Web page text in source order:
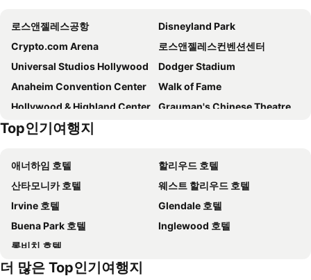
Intercontinental Hotels Los Angeles Downtown By Ihg
Hyatt Place LAX/Century Blvd
로텍스 웨스턴 인
레지던스 인 바이 메리어트 보카레이턴
Luskin Hotel
Embassy Suites by Hilton Los Angeles Glendale
옴니 로스앤젤레스 호텔 앳 캘리포니아 플라자
Ramada by Wyndham Los Angeles/Koreatown West
Hotel Koxie
옥스퍼드 팰리스 호텔 & 갤러리아
The Hollywood Franklin Hotel near Universal Studios
American Hotel
헐리우드 히스토릭 호텔
퀄리티 인 니어 할리우드 워크 오브 페임
하얏트 플레이스 글렌데일/로스앤젤레스
Glendale Express Hotel Los Angeles
LA Adventurer Hotel
Studio 6 Suites Los Angeles, CA - Los Angeles - LAX
Homewood Suites by Hilton Los Angeles International Airport
Level Los Angeles - Downtown South Olive
더블트리 바이 힐튼 호텔 로스 앤젤레스 다운타운
로스앤젤레스공항
Disneyland Park
Crypto.com Arena
로스앤젤레스컨벤션센터
Universal Studios Hollywood
Dodger Stadium
Anaheim Convention Center
Walk of Fame
Hollywood & Highland Center
Grauman's Chinese Theatre
Venice Beach
LOS ANGELES BOAT SHOW
IAPH WORLD PORTS CONFERENCE
AES CONVENTION
Angels Flight
MOCA Grand Avenue
Walt Disney Concert Hall
Malibu
다운타운로스앤젤레스
Angel Stadium of Anaheim
Chinatown
Top인기여행지
애너하임 호텔
할리우드 호텔
산타모니카 호텔
웨스트 할리우드 호텔
Irvine 호텔
Glendale 호텔
Buena Park 호텔
Inglewood 호텔
롱비치 호텔
더 많은 Top인기여행지